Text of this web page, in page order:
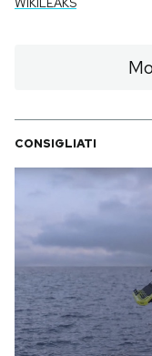
CONSIGLIATI